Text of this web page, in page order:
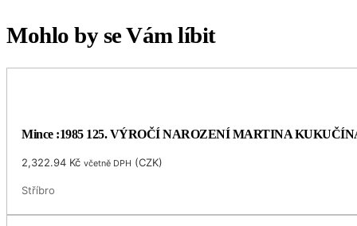
Mohlo by se Vám líbit
Mince :1985 125. VÝROČÍ NAROZENÍ MARTINA
2,322.94 Kč včetně DPH (CZK)
Stříbro